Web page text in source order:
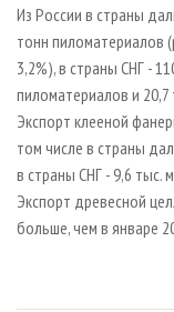
БИОЭНЕРГЕТИКА
ЦБП
ИНСТРУМЕНТ И
RUSSIAN
ГАЗЕТА
БИБЛИОТЕКА
Из России в страны
тонн пиломатериалов
3,2%), в страны СНГ -
пиломатериалов и 20,7
Экспорт клееной
том числе в страны
в страны СНГ - 9,6 тыс. м
Экспорт древесной
больше, чем в январе